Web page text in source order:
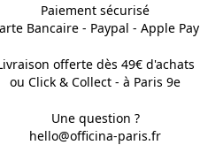
Paiement sécurisé
Bancaire - Paypal - Apple Pay
offerte dès 49€ d'achats
ou Click & Collect - à Paris 9e
Une question ?
hello@officina-paris.fr